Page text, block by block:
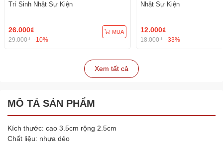
Trí Sinh Nhật Sự Kiện
26.000₫
29.000₫ -10%
MUA
Nhật Sự Kiện
12.000₫
18.000₫ -33%
Xem tất cả
MÔ TẢ SẢN PHẨM
Kích thước: cao 3.5cm rộng 2.5cm
Chất liệu: nhựa dẻo